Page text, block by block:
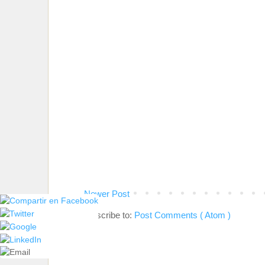
Newer Post
Subscribe to: Post Comments ( Atom )